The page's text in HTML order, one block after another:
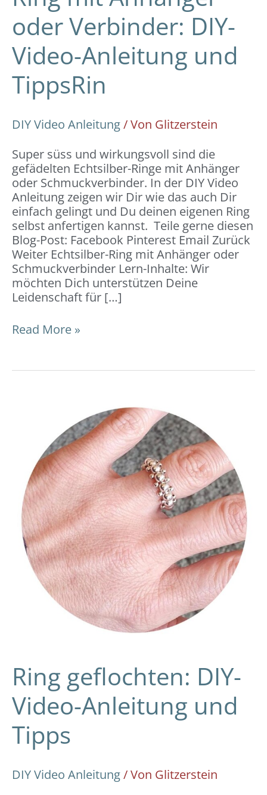
oder Verbinder: DIY-
Video-Anleitung und
TippsRin
DIY Video Anleitung/ Von Glitzerstein
Super süss und wirkungsvoll sind die
gefädelten Echtsilber-Ringe mit Anhänger
oder Schmuckverbinder. In der DIY Video
Anleitung zeigen wir Dir wie das auch Dir
einfach gelingt und Du deinen eigenen Ring
selbst anfertigen kannst. Teile gerne diesen
Blog-Post: Facebook Pinterest Email Zurück
Weiter Echtsilber-Ring mit Anhänger oder
Schmuckverbinder Lern-Inhalte: Wir
möchten Dich unterstützen Deine
Leidenschaft für […]
Read More »
Ring geflochten: DIY-
Video-Anleitung und
Tipps
DIY Video Anleitung/ Von Glitzerstein
Video-
Anleitung
und
Tipps